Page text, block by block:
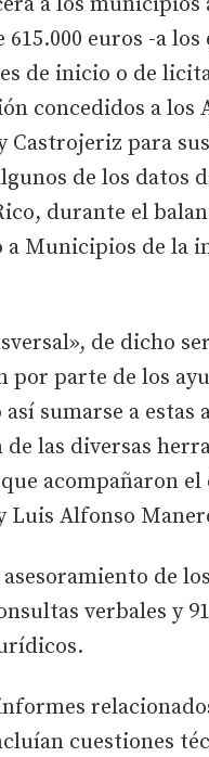
euros -a
de inicio o de
concedidos a los
para
de los datos
durante el
a Municipios de la
de dicho
por parte de los
sumarse a estas
las diversas
acompañaron
Luis Alfonso
de
verbales y
cuestiones